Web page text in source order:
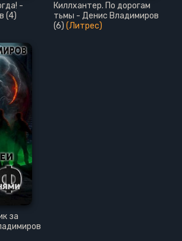
-
(4)
Киллхантер. По дорогам
тьмы - Денис Владимиров
(6) (Литрес)
за